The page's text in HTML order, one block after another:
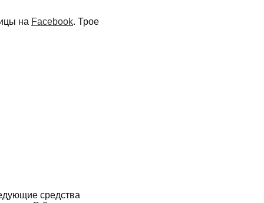
на Facebook. Трое
средства